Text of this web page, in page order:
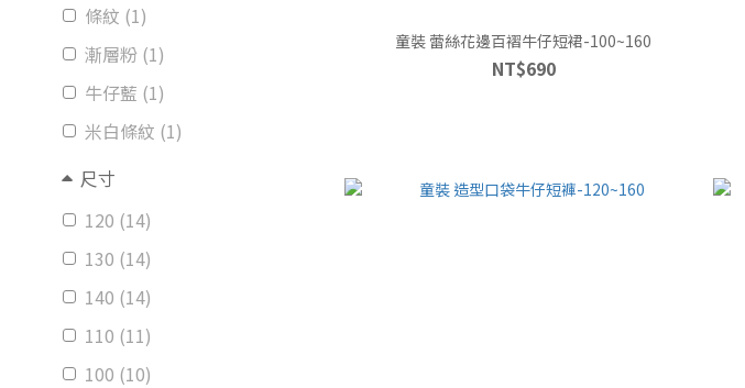
條紋 (1)
漸層粉 (1)
牛仔藍 (1)
米白條紋 (1)
尺寸
120 (14)
130 (14)
140 (14)
110 (11)
100 (10)
童裝 蕾絲花邊百褶牛仔短裙-100~160
NT$690